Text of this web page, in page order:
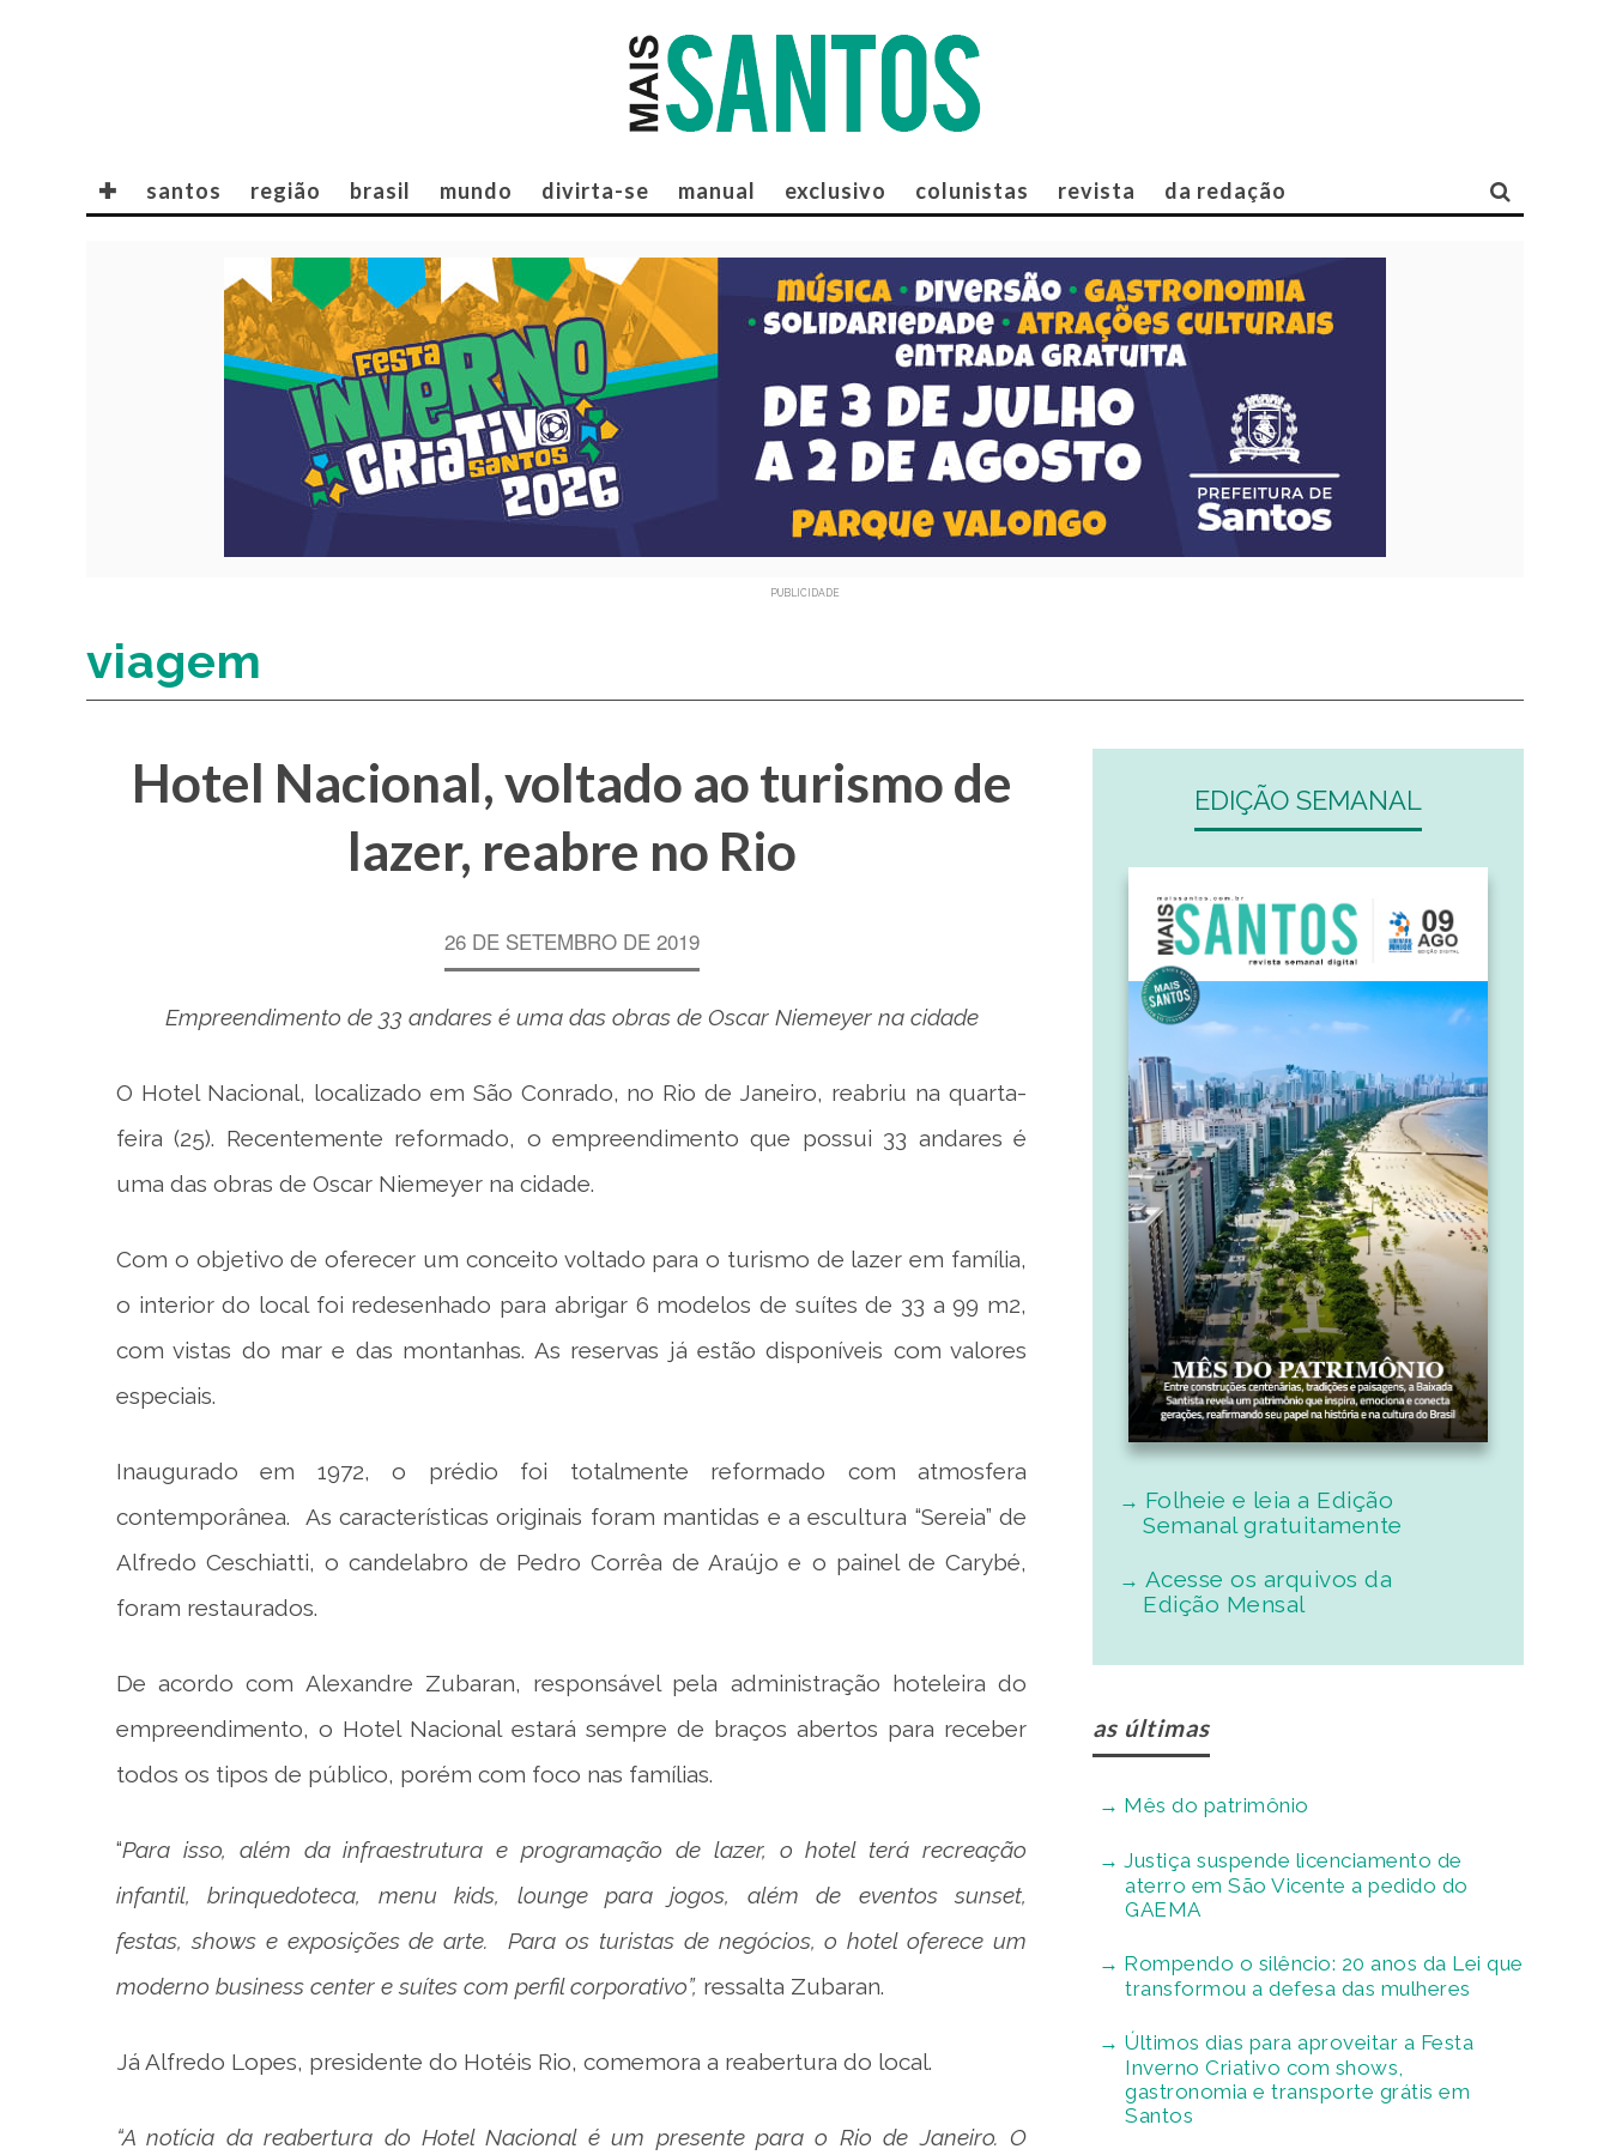
✚ santos região brasil mundo divirta-se manual exclusivo colunistas revista da redação
PUBLICIDADE
viagem
Hotel Nacional, voltado ao turismo de
lazer, reabre no Rio
26 DE SETEMBRO DE 2019
Empreendimento de 33 andares é uma das obras de Oscar Niemeyer na cidade
O Hotel Nacional, localizado em São Conrado, no Rio de Janeiro, reabriu na quarta-
feira (25). Recentemente reformado, o empreendimento que possui 33 andares é
uma das obras de Oscar Niemeyer na cidade.
Com o objetivo de oferecer um conceito voltado para o turismo de lazer em família,
o interior do local foi redesenhado para abrigar 6 modelos de suítes de 33 a 99 m2,
com vistas do mar e das montanhas. As reservas já estão disponíveis com valores
especiais.
Inaugurado em 1972, o prédio foi totalmente reformado com atmosfera
contemporânea. As características originais foram mantidas e a escultura “Sereia” de
Alfredo Ceschiatti, o candelabro de Pedro Corrêa de Araújo e o painel de Carybé,
foram restaurados.
De acordo com Alexandre Zubaran, responsável pela administração hoteleira do
empreendimento, o Hotel Nacional estará sempre de braços abertos para receber
todos os tipos de público, porém com foco nas famílias.
“Para isso, além da infraestrutura e programação de lazer, o hotel terá recreação
infantil, brinquedoteca, menu kids, lounge para jogos, além de eventos sunset,
festas, shows e exposições de arte. Para os turistas de negócios, o hotel oferece um
moderno business center e suítes com perfil corporativo”, ressalta Zubaran.
Já Alfredo Lopes, presidente do Hotéis Rio, comemora a reabertura do local.
“A notícia da reabertura do Hotel Nacional é um presente para o Rio de Janeiro. O
EDIÇÃO SEMANAL
Folheie e leia a Edição
Semanal gratuitamente
Acesse os arquivos da
Edição Mensal
as últimas
Mês do patrimônio
Justiça suspende licenciamento de
aterro em São Vicente a pedido do
GAEMA
Rompendo o silêncio: 20 anos da Lei que
transformou a defesa das mulheres
Últimos dias para aproveitar a Festa
Inverno Criativo com shows,
gastronomia e transporte grátis em
Santos